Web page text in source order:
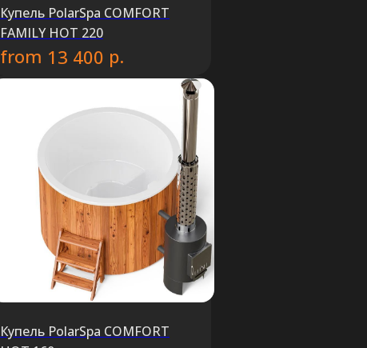
Купель PolarSpa COMFORT
FAMILY HOT 220
from 13 400 р.
Купель PolarSpa COMFORT